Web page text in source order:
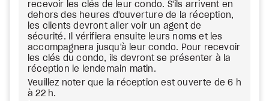
recevoir les clés de leur condo. S'ils arrivent en
dehors des heures d'ouverture de la réception,
les clients devront aller voir un agent de
sécurité. Il vérifiera ensuite leurs noms et les
accompagnera jusqu'à leur condo. Pour recevoir
les clés du condo, ils devront se présenter à la
réception le lendemain matin.
Veuillez noter que la réception est ouverte de 6 h
à 22 h.